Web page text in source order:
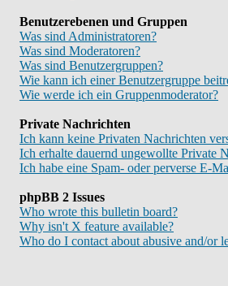
Benutzerebenen und Gruppen
Was sind Administratoren?
Was sind Moderatoren?
Was sind Benutzergruppen?
Wie kann ich einer Benutzergruppe
Wie werde ich ein Gruppenmoderator?
Private Nachrichten
Ich kann keine Privaten Nachrichten
Ich erhalte dauernd ungewollte Private
Ich habe eine Spam- oder perverse E-
phpBB 2 Issues
Who wrote this bulletin board?
Why isn't X feature available?
Who do I contact about abusive and/or